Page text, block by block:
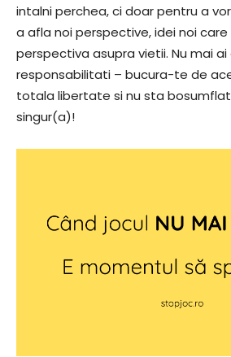
intalni perchea, ci doar pentru a
a afla noi perspective, idei noi
perspectiva asupra vietii. Nu mai ai
responsabilitati – bucura-te de
totala libertate si nu sta
singur(a)!